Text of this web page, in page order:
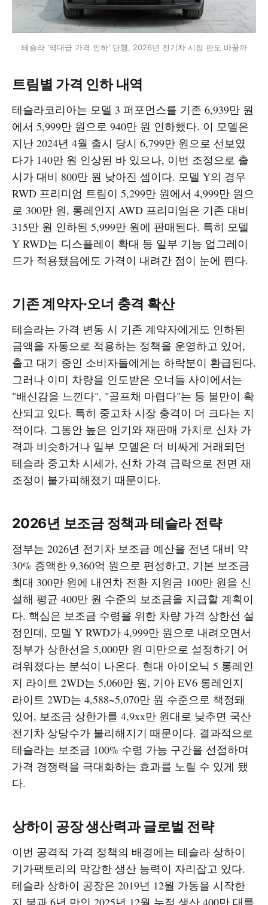
테슬라 '역대급 가격 인하' 단행, 2026년 전기차 시장 판도 바꿀까
트림별 가격 인하 내역
테슬라코리아는 모델 3 퍼포먼스를 기존 6,939만 원
에서 5,999만 원으로 940만 원 인하했다. 이 모델은
지난 2024년 4월 출시 당시 6,799만 원으로 선보였
다가 140만 원 인상된 바 있으나, 이번 조정으로 출
시가 대비 800만 원 낮아진 셈이다. 모델 Y의 경우
RWD 프리미엄 트림이 5,299만 원에서 4,999만 원으
로 300만 원, 롱레인지 AWD 프리미엄은 기존 대비
315만 원 인하된 5,999만 원에 판매된다. 특히 모델
Y RWD는 디스플레이 확대 등 일부 기능 업그레이
드가 적용됐음에도 가격이 내려간 점이 눈에 띈다.
기존 계약자·오너 충격 확산
테슬라는 가격 변동 시 기존 계약자에게도 인하된
금액을 자동으로 적용하는 정책을 운영하고 있어,
출고 대기 중인 소비자들에게는 하락분이 환급된다.
그러나 이미 차량을 인도받은 오너들 사이에서는
"배신감을 느낀다", "골프채 마렵다"는 등 불만이 확
산되고 있다. 특히 중고차 시장 충격이 더 크다는 지
적이다. 그동안 높은 인기와 재판매 가치로 신차 가
격과 비슷하거나 일부 모델은 더 비싸게 거래되던
테슬라 중고차 시세가, 신차 가격 급락으로 전면 재
조정이 불가피해졌기 때문이다.
2026년 보조금 정책과 테슬라 전략
정부는 2026년 전기차 보조금 예산을 전년 대비 약
30% 증액한 9,360억 원으로 편성하고, 기본 보조금
최대 300만 원에 내연차 전환 지원금 100만 원을 신
설해 평균 400만 원 수준의 보조금을 지급할 계획이
다. 핵심은 보조금 수령을 위한 차량 가격 상한선 설
정인데, 모델 Y RWD가 4,999만 원으로 내려오면서
정부가 상한선을 5,000만 원 미만으로 설정하기 어
려워졌다는 분석이 나온다. 현대 아이오닉 5 롱레인
지 라이트 2WD는 5,060만 원, 기아 EV6 롱레인지
라이트 2WD는 4,588~5,070만 원 수준으로 책정돼
있어, 보조금 상한가를 4,9xx만 원대로 낮추면 국산
전기차 상당수가 불리해지기 때문이다. 결과적으로
테슬라는 보조금 100% 수령 가능 구간을 선점하며
가격 경쟁력을 극대화하는 효과를 노릴 수 있게 됐
다.
상하이 공장 생산력과 글로벌 전략
이번 공격적 가격 정책의 배경에는 테슬라 상하이
기가팩토리의 막강한 생산 능력이 자리잡고 있다.
테슬라 상하이 공장은 2019년 12월 가동을 시작한
지 불과 6년 만인 2025년 12월 누적 생산 400만 대를